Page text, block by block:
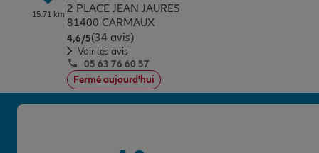
15.71 km 2 PLACE JEAN JAURES
81400 CARMAUX
4,6/5Note de 4.6 sur 5
(34 avis)
Voir les avis
05 63 76 60 57
Fermé aujourd'hui